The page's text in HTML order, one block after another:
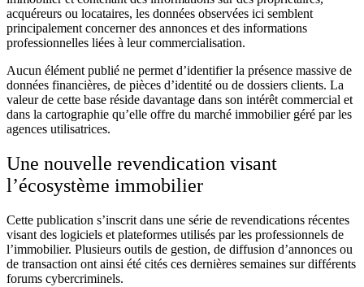
acquéreurs ou locataires, les données observées ici semblent
principalement concerner des annonces et des informations
professionnelles liées à leur commercialisation.
Aucun élément publié ne permet d’identifier la présence massive de
données financières, de pièces d’identité ou de dossiers clients. La
valeur de cette base réside davantage dans son intérêt commercial et
dans la cartographie qu’elle offre du marché immobilier géré par les
agences utilisatrices.
Une nouvelle revendication visant
l’écosystème immobilier
Cette publication s’inscrit dans une série de revendications récentes
visant des logiciels et plateformes utilisés par les professionnels de
l’immobilier. Plusieurs outils de gestion, de diffusion d’annonces ou
de transaction ont ainsi été cités ces dernières semaines sur différents
forums cybercriminels.